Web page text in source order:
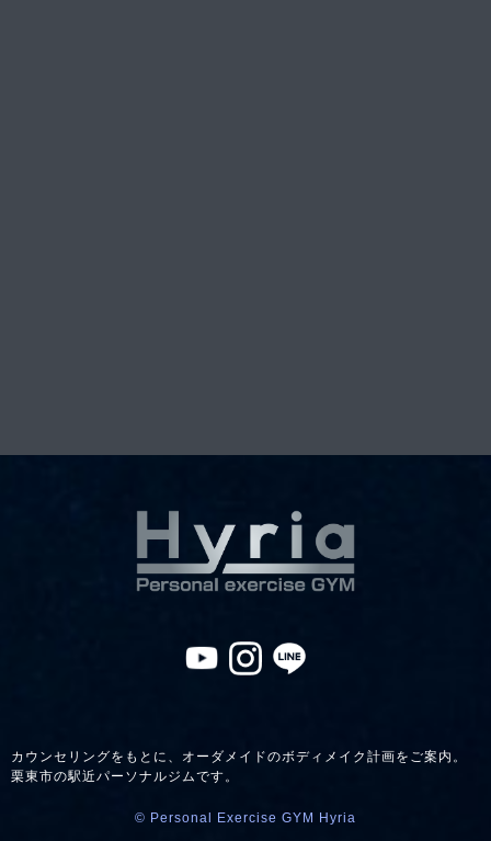
カウンセリングをもとに、オーダメイドのボディメイク計画をご案内。
栗東市の駅近パーソナルジムです。
© Personal Exercise GYM Hyria